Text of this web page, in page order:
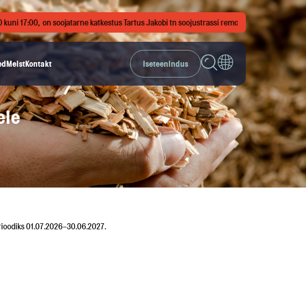
on soojatarne katkestus Tartus Jakobi tn soojustrassi remonttöödeks. Vaata
MeistKontakt Iseteenindus
01.07.2026–30.06.2027.